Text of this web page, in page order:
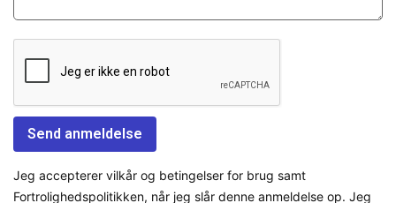
Jeg accepterer vilkår og betingelser for brug samt
Fortrolighedspolitikken, når jeg slår denne anmeldelse op. Jeg